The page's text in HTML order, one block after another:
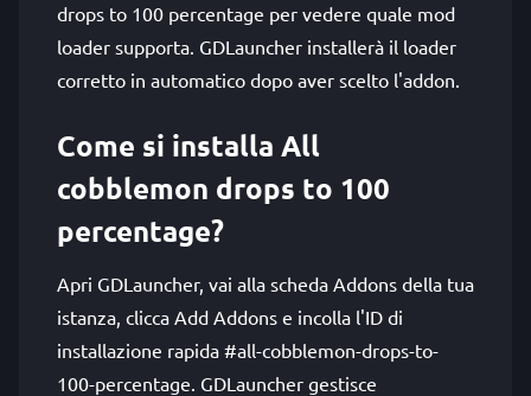
drops to 100 percentage per vedere quale mod
loader supporta. GDLauncher installerà il loader
corretto in automatico dopo aver scelto l'addon.
Come si installa All
cobblemon drops to 100
percentage?
Apri GDLauncher, vai alla scheda Addons della tua
istanza, clicca Add Addons e incolla l'ID di
installazione rapida #all-cobblemon-drops-to-
100-percentage. GDLauncher gestisce